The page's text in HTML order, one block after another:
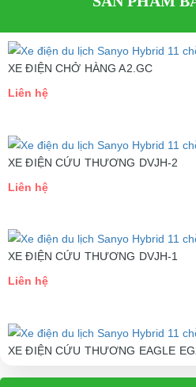
XE ĐIỆN CHỞ HÀNG A2.GC
Liên hệ
XE ĐIỆN CỨU THƯƠNG DVJH-2
Liên hệ
XE ĐIỆN CỨU THƯƠNG DVJH-1
Liên hệ
XE ĐIỆN CỨU THƯƠNG EAGLE
Liên hệ